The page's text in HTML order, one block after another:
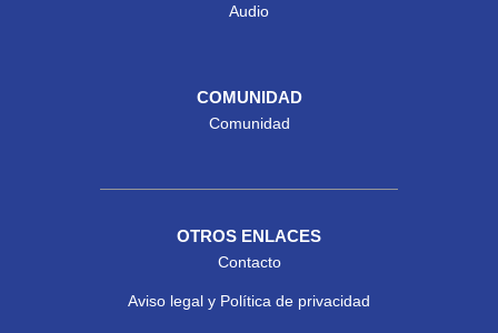
Audio
COMUNIDAD
Comunidad
OTROS ENLACES
Contacto
Aviso legal y Política de privacidad